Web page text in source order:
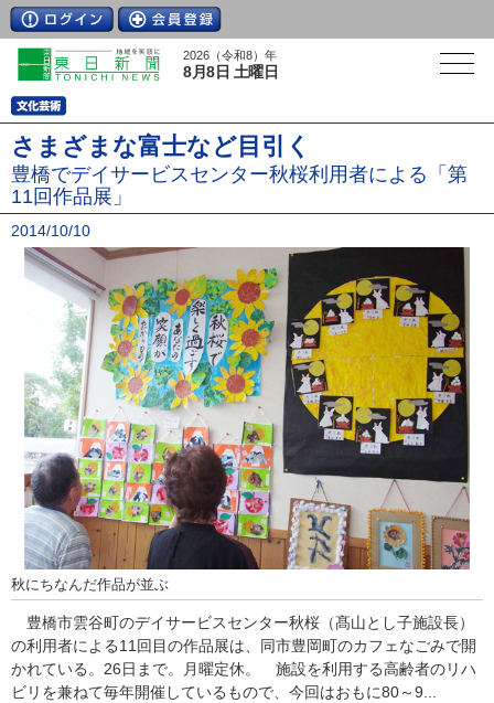
2026（令和8）年
8月8日 土曜日
さまざまな富士など目引く
豊橋でデイサービスセンター秋桜利用者による「第
11回作品展」
2014/10/10
秋にちなんだ作品が並ぶ
豊橋市雲谷町のデイサービスセンター秋桜（髙山とし子施設長）
の利用者による11回目の作品展は、同市豊岡町のカフェなごみで開
かれている。26日まで。月曜定休。 施設を利用する高齢者のリハ
ビリを兼ねて毎年開催しているもので、今回はおもに80～9...